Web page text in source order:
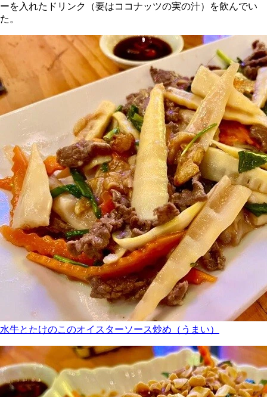
ーを入れたドリンク（要はココナッツの実の汁）を飲んでい
た。
水牛とたけのこのオイスターソース炒め（うまい）